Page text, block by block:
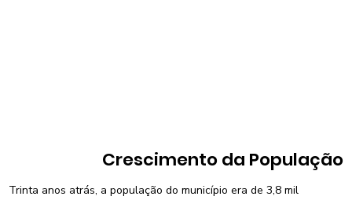
Crescimento da População
Trinta anos atrás, a população do município era de 3,8 mil